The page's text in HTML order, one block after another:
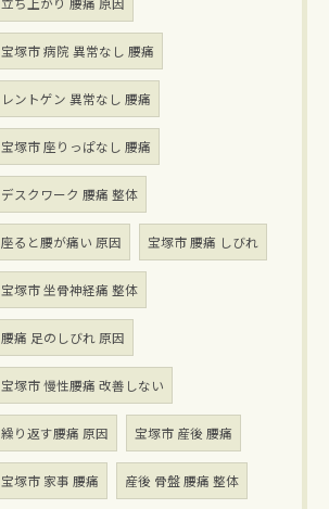
宝塚市 病院 異常なし 腰痛
レントゲン 異常なし 腰痛
宝塚市 座りっぱなし 腰痛
デスクワーク 腰痛 整体
座ると腰が痛い 原因 宝塚市 腰痛 しびれ
宝塚市 坐骨神経痛 整体
腰痛 足のしびれ 原因
宝塚市 慢性腰痛 改善しない
繰り返す腰痛 原因 宝塚市 産後 腰痛
宝塚市 家事 腰痛 産後 骨盤 腰痛 整体